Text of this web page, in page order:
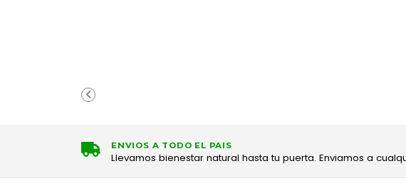
ENVIOS A TODO EL PAIS
Llevamos bienestar natural hasta tu puerta. Enviamos a